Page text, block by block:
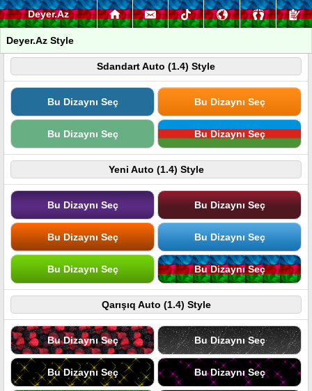
Deyer.Az
Deyer.Az Style
Sdandart Auto (1.4) Style
Bu Dizaynı Seç Bu Dizaynı Seç
Bu Dizaynı Seç Bu Dizaynı Seç
Yeni Auto (1.4) Style
Bu Dizaynı Seç Bu Dizaynı Seç
Bu Dizaynı Seç Bu Dizaynı Seç
Bu Dizaynı Seç Bu Dizaynı Seç
Qarışıq Auto (1.4) Style
Bu Dizaynı Seç Bu Dizaynı Seç
Bu Dizaynı Seç Bu Dizaynı Seç